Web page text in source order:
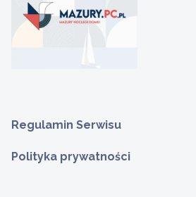
Regulamin Serwisu
Polityka prywatności